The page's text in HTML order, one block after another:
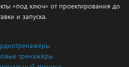
«под ключ» от проектирования до
и запуска.
тренажёры